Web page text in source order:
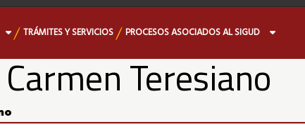
TRÁMITES Y SERVICIOS PROCESOS ASOCIADOS AL SIGUD
Teresiano